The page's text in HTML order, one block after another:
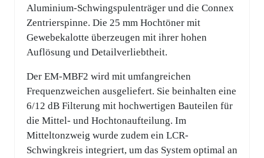
Aluminium-Schwingspulenträger und die Connex
Zentrierspinne. Die 25 mm Hochtöner mit
Gewebekalotte überzeugen mit ihrer hohen
Auflösung und Detailverliebtheit.
Der EM-MBF2 wird mit umfangreichen
Frequenzweichen ausgeliefert. Sie beinhalten eine
6/12 dB Filterung mit hochwertigen Bauteilen für
die Mittel- und Hochtonaufteilung. Im
Mitteltonzweig wurde zudem ein LCR-
Schwingkreis integriert, um das System optimal an